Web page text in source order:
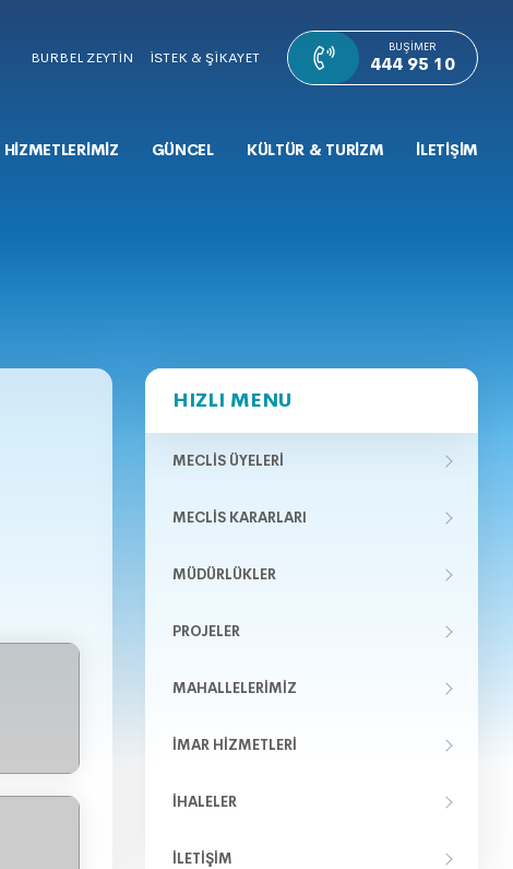
BURBEL ZEYTİN İSTEK & ŞİKAYET
BUŞIMER
444 95 10
HİZMETLERİMİZ GÜNCEL KÜLTÜR & TURİZM İLETİŞİM
HIZLI MENU
MECLIS ÜYELERI
MECLIS KARARLARI
MÜDÜRLÜKLER
PROJELER
MAHALLELERIMIZ
İMAR HIZMETLERI
İHALELER
İLETIŞIM